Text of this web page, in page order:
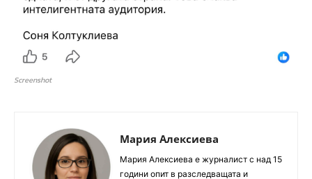
Screenshot
Мария Алексиева
Мария Алексиева е журналист с над 15
години опит в разследващата и